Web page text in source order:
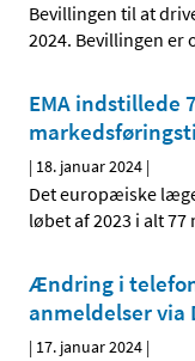
Bevillingen til at
2024. Bevillingen er
EMA indstillede
| 18. januar 2024 |
Det europæiske
løbet af 2023 i alt
Ændring i
anmeldelser via
| 17. januar 2024 |